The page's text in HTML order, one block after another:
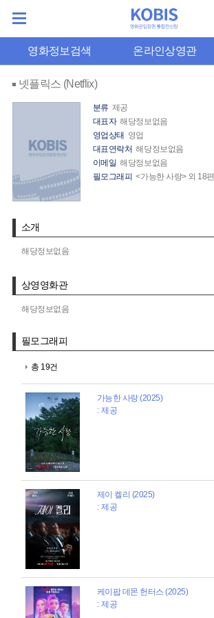
영화정보검색 온라인상영관
넷플릭스 (Netflix)
분류 제공
대표자 해당정보없음
영업상태 영업
대표연락처 해당정보없음
이메일 해당정보없음
필모그래피 <가능한 사랑> 외 18편
소개
해당정보없음
상영영화관
해당정보없음
필모그래피
총 19건
가능한 사랑 (2025)
: 제공
제이 켈리 (2025)
: 제공
케이팝 데몬 헌터스 (2025)
: 제공